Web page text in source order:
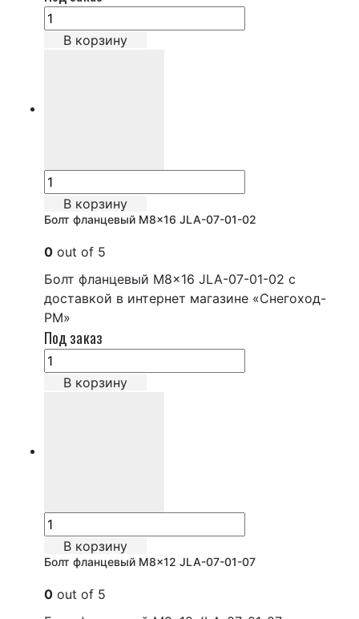
В корзину
В корзину
Болт фланцевый M8x16 JLA-07-01-02
0 out of 5
Болт фланцевый M8x16 JLA-07-01-02 с
доставкой в интернет магазине «Снегоход-
РМ»
Под заказ
В корзину
В корзину
Болт фланцевый М8×12 JLA-07-01-07
0 out of 5